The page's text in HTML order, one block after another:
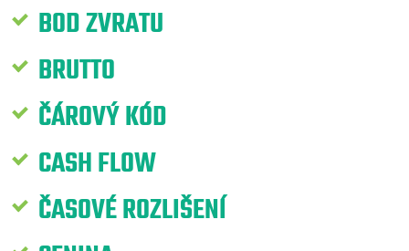
BOD ZVRATU
BRUTTO
ČÁROVÝ KÓD
CASH FLOW
ČASOVÉ ROZLIŠENÍ